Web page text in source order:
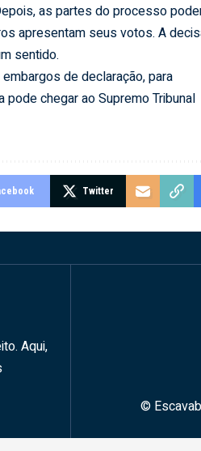
as partes do processo
apresentam seus votos. A
sentido.
de declaração, para
chegar ao Supremo Tribunal
Twitter
Aqui,
©